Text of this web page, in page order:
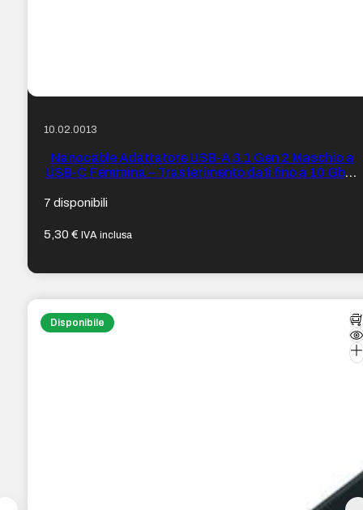
10.02.0013
Nanocable Adattatore USB-A 3.1 Gen 2 Maschio a
USB-C Femmina – Trasferimento dati fino a 10 Gbps
7 disponibili
5,30€ IVA inclusa
Disponibile